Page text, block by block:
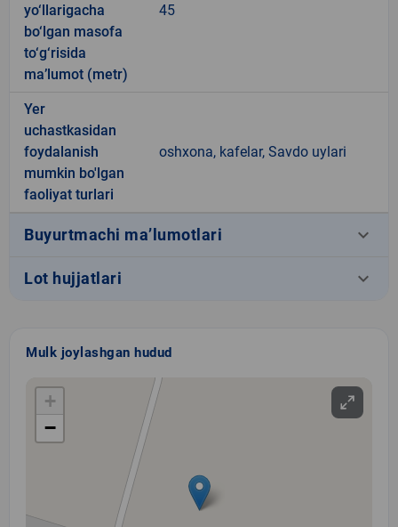
yo‘llarigacha
bo‘lgan masofa
to‘g‘risida
ma’lumot (metr)
45
Yer
uchastkasidan
foydalanish
mumkin bo'lgan
faoliyat turlari
oshxona, kafelar, Savdo uylari
Buyurtmachi ma’lumotlari keyboard_arrow_down
Lot hujjatlari keyboard_arrow_down
Mulk joylashgan hudud
+
−